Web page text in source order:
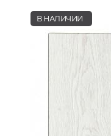
В НАЛИЧИИ